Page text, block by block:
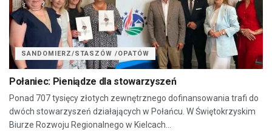
SANDOMIERZ/STASZÓW /OPATÓW
Połaniec: Pieniądze dla stowarzyszeń
Ponad 707 tysięcy złotych zewnętrznego dofinansowania trafi do
dwóch stowarzyszeń działających w Połańcu. W Świętokrzyskim
Biurze Rozwoju Regionalnego w Kielcach...